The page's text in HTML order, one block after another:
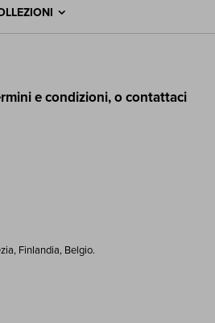
e condizioni, ocontattaci
Finlandia, Belgio.